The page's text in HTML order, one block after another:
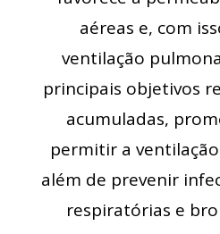
aéreas e, com
ventilação
principais objetivos
acumuladas,
permitir a
além de prevenir
respiratórias e